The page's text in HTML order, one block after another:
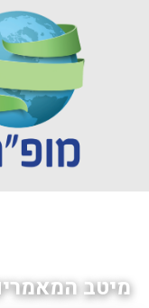
מיטב